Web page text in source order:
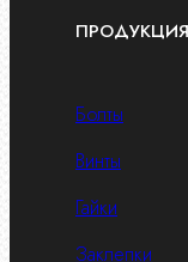
Болты
Винты
Гайки
Заклепки